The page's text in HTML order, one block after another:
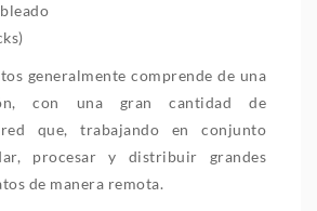
generalmente comprende de una
con una gran cantidad de
que, trabajando en conjunto
procesar y distribuir grandes
de manera remota.